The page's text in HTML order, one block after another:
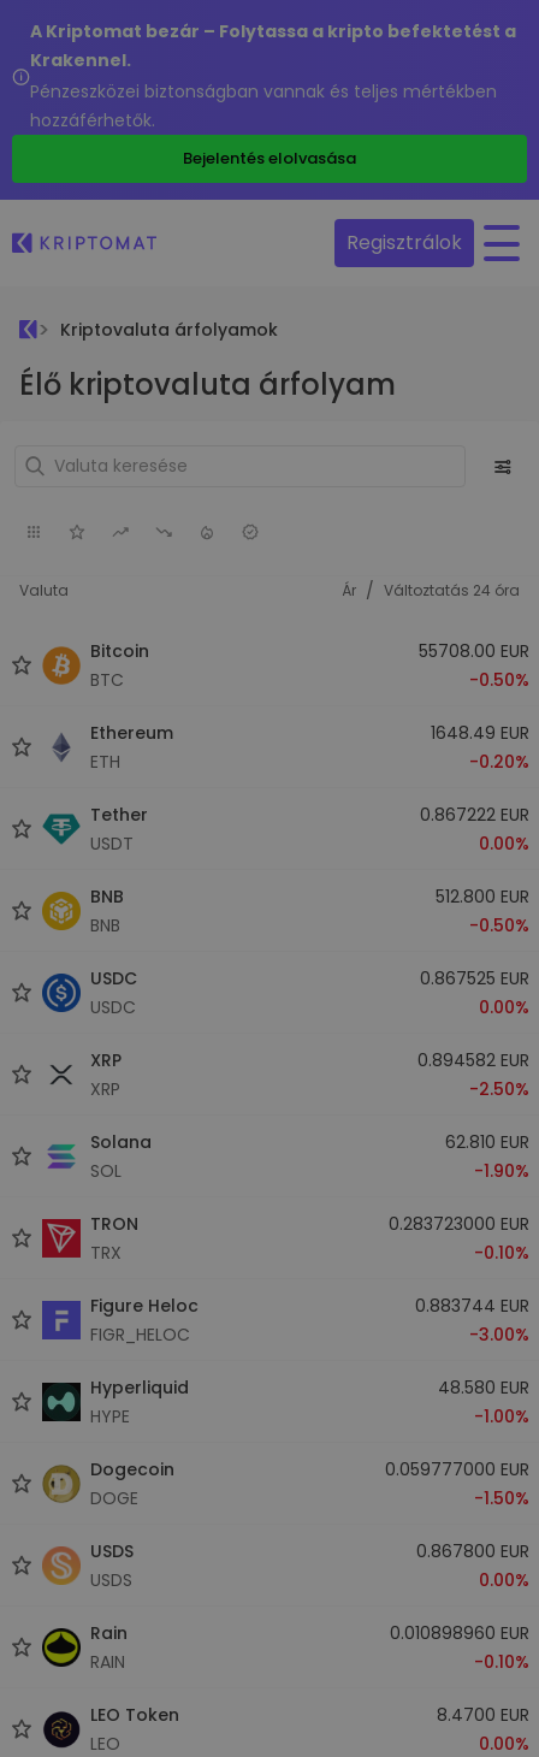
A Kriptomat bezár – Folytassa a kripto befektetést a
Krakennel.
Pénzeszközei biztonságban vannak és teljes mértékben
hozzáférhetők.
Bejelentés elolvasása
Regisztrálok
Kriptovaluta árfolyamok
Élő kriptovaluta árfolyam
Valuta Ár / Változtatás 24 óra
Bitcoin
BTC
55708.00 EUR
-0.50%
Ethereum
ETH
1648.49 EUR
-0.20%
Tether
USDT
0.867222 EUR
0.00%
BNB
BNB
512.800 EUR
-0.50%
USDC
USDC
0.867525 EUR
0.00%
XRP
XRP
0.894582 EUR
-2.50%
Solana
SOL
62.810 EUR
-1.90%
TRON
TRX
0.283723000 EUR
-0.10%
Figure Heloc
FIGR_HELOC
0.883744 EUR
-3.00%
Hyperliquid
HYPE
48.580 EUR
-1.00%
Dogecoin
DOGE
0.059777000 EUR
-1.50%
USDS
USDS
0.867800 EUR
0.00%
Rain
RAIN
0.010898960 EUR
-0.10%
LEO Token
LEO
8.4700 EUR
0.00%